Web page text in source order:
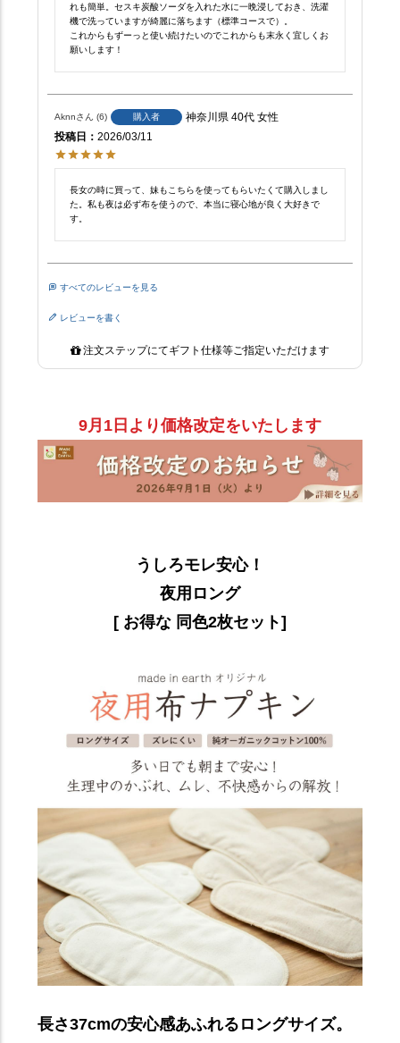
9月1日より価格改定をいたします
うしろモレ安心！
夜用ロング
[ お得な 同色2枚セット]
長さ37cmの安心感あふれるロングサイズ。
れも簡単。セスキ炭酸ソーダを入れた水に一晩浸しておき、洗濯
機で洗っていますが綺麗に落ちます（標準コースで）。
これからもずーっと使い続けたいのでこれからも末永く宜しくお
願いします！
Aknn 6 購入者 神奈川県 40代 女性
投稿日
2026/03/11
長女の時に買って、妹もこちらを使ってもらいたくて購入しまし
た。私も夜は必ず布を使うので、本当に寝心地が良く大好きで
す。
すべてのレビューを見る
レビューを書く
注文ステップにてギフト仕様等ご指定いただけます